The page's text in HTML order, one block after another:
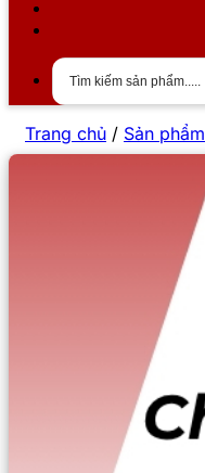
Trang chủ / Sản phẩm